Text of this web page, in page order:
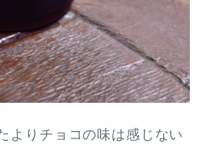
よりチョコの味は感じない